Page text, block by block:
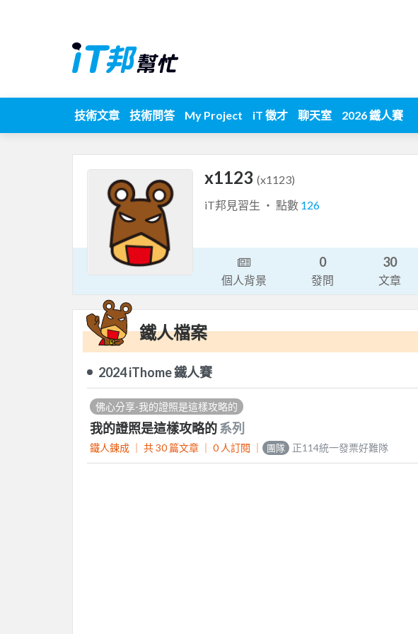
技術文章 技術問答 My Project iT 徵才 聊天室 2026 鐵人賽
x1123 (x1123)
iT邦見習生 ‧ 點數 126
個人背景
0
發問
30
文章
鐵人檔案
2024 iThome 鐵人賽
佛心分享-我的證照是這樣攻略的
我的證照是這樣攻略的系列
鐵人鍊成 ｜ 共 30 篇文章 ｜ 0 人訂閱 團隊 正114統一發票好難隊